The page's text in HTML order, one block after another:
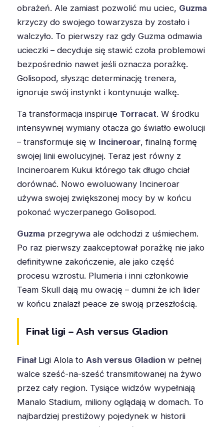
obrażeń. Ale zamiast pozwolić mu uciec, Guzma
krzyczy do swojego towarzysza by zostało i
walczyło. To pierwszy raz gdy Guzma odmawia
ucieczki – decyduje się stawić czoła problemowi
bezpośrednio nawet jeśli oznacza porażkę.
Golisopod, słysząc determinację trenera,
ignoruje swój instynkt i kontynuuje walkę.
Ta transformacja inspiruje Torracat. W środku
intensywnej wymiany otacza go światło ewolucji
– transformuje się w Incineroar, finalną formę
swojej linii ewolucyjnej. Teraz jest równy z
Incineroarem Kukui którego tak długo chciał
dorównać. Nowo ewoluowany Incineroar
używa swojej zwiększonej mocy by w końcu
pokonać wyczerpanego Golisopod.
Guzma przegrywa ale odchodzi z uśmiechem.
Po raz pierwszy zaakceptował porażkę nie jako
definitywne zakończenie, ale jako część
procesu wzrostu. Plumeria i inni członkowie
Team Skull dają mu owację – dumni że ich lider
w końcu znalazł peace ze swoją przeszłością.
Finał ligi – Ash versus Gladion
FinałLigi Alola to Ash versus Gladion w pełnej
walce sześć-na-sześć transmitowanej na żywo
przez cały region. Tysiące widzów wypełniają
Manalo Stadium, miliony oglądają w domach. To
najbardziej prestiżowy pojedynek w historii